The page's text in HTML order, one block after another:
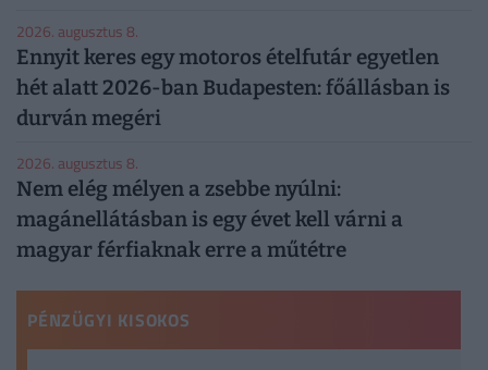
2026. augusztus 8.
Ennyit keres egy motoros ételfutár egyetlen
hét alatt 2026-ban Budapesten: főállásban is
durván megéri
2026. augusztus 8.
Nem elég mélyen a zsebbe nyúlni:
magánellátásban is egy évet kell várni a
magyar férfiaknak erre a műtétre
PÉNZÜGYI KISOKOS